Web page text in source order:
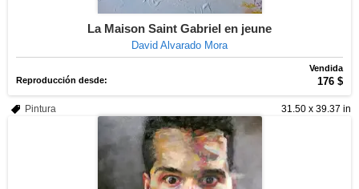
La Maison Saint Gabriel en jeune
David Alvarado Mora
Vendida
Reproducción desde:
176 $
31.50 x 39.37 in
Pintura